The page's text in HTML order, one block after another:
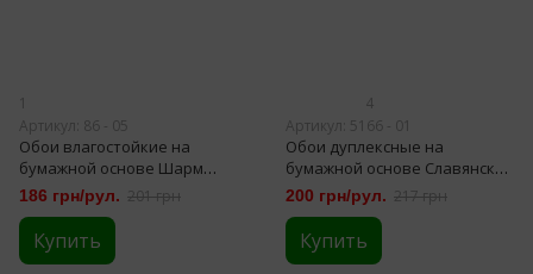
Артикул: 86 - 05
Обои влагостойкие на
бумажной основе Шарм
Шамот красный 0,53 х 10,05м
(86-05)
186 грн/рул. 201 грн
Купить
4
Артикул: 5166 - 01
Обои дуплексные на
бумажной основе Славянские
обои Gracia В66,4 Сити
бежевый 0,53 х 10,05м (5166-
01)
200 грн/рул. 217 грн
Купить